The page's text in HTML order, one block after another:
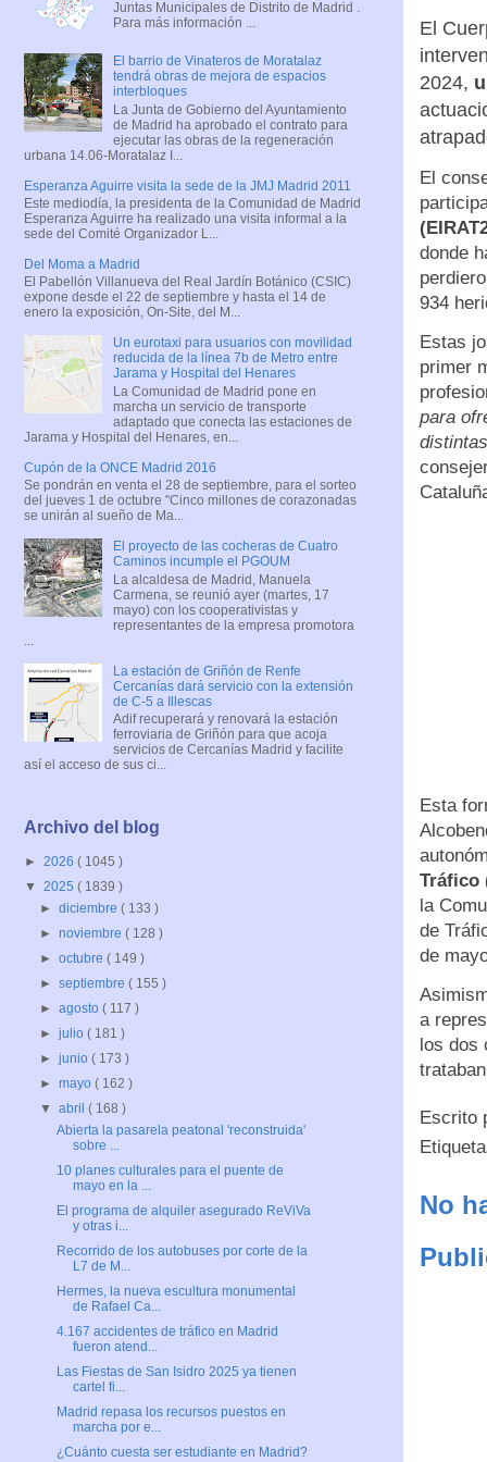
El
2024,
El
donde
934
Estas
primer
para
Esta
Tráfico
la
de
de
a
los dos
Escrito
No
Juntas Municipales de Distrito de Madrid .
Para más información ...
El barrio de Vinateros de Moratalaz
tendrá obras de mejora de espacios
interbloques
La Junta de Gobierno del Ayuntamiento
de Madrid ha aprobado el contrato para
ejecutar las obras de la regeneración
urbana 14.06-Moratalaz I...
Esperanza Aguirre visita la sede de la JMJ Madrid 2011
Este mediodía, la presidenta de la Comunidad de Madrid
Esperanza Aguirre ha realizado una visita informal a la
sede del Comité Organizador L...
Del Moma a Madrid
El Pabellón Villanueva del Real Jardín Botánico (CSIC)
expone desde el 22 de septiembre y hasta el 14 de
enero la exposición, On-Site, del M...
Un eurotaxi para usuarios con movilidad
reducida de la línea 7b de Metro entre
Jarama y Hospital del Henares
La Comunidad de Madrid pone en
marcha un servicio de transporte
adaptado que conecta las estaciones de
Jarama y Hospital del Henares, en...
Cupón de la ONCE Madrid 2016
Se pondrán en venta el 28 de septiembre, para el sorteo
del jueves 1 de octubre "Cinco millones de corazonadas
se unirán al sueño de Ma...
El proyecto de las cocheras de Cuatro
Caminos incumple el PGOUM
La alcaldesa de Madrid, Manuela
Carmena, se reunió ayer (martes, 17
mayo) con los cooperativistas y
representantes de la empresa promotora
La estación de Griñón de Renfe
Cercanías dará servicio con la extensión
de C-5 a Illescas
Adif recuperará y renovará la estación
ferroviaria de Griñón para que acoja
servicios de Cercanías Madrid y facilite
así el acceso de sus ci...
Archivo del blog
► 2026 ( 1045 )
▼ 2025 ( 1839 )
►diciembre( 133 )
►noviembre( 128 )
►octubre( 149 )
►septiembre( 155 )
►agosto( 117 )
►julio( 181 )
►junio( 173 )
►mayo( 162 )
▼abril( 168 )
Abierta la pasarela peatonal 'reconstruida'
sobre ...
10 planes culturales para el puente de
mayo en la ...
El programa de alquiler asegurado ReViVa
y otras i...
Recorrido de los autobuses por corte de la
L7 de M...
Hermes, la nueva escultura monumental
de Rafael Ca...
4.167 accidentes de tráfico en Madrid
fueron atend...
Las Fiestas de San Isidro 2025 ya tienen
cartel fi...
Madrid repasa los recursos puestos en
marcha por e...
¿Cuánto cuesta ser estudiante en Madrid?